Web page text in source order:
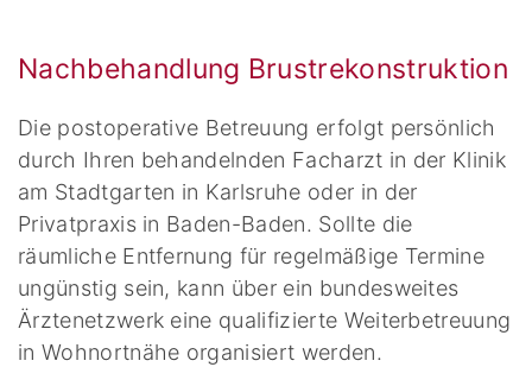
Nachbehandlung Brustrekonstruktion
Die postoperative Betreuung erfolgt persönlich
durch Ihren behandelnden Facharzt in der Klinik
am Stadtgarten in Karlsruhe oder in der
Privatpraxis in Baden-Baden. Sollte die
räumliche Entfernung für regelmäßige Termine
ungünstig sein, kann über ein bundesweites
Ärztenetzwerk eine qualifizierte Weiterbetreuung
in Wohnortnähe organisiert werden.